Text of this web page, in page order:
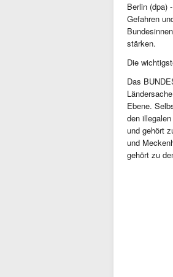
Berlin (dpa)
Gefahren
stärken.
Die
Das
Ebene.
den
und gehört
und
gehört zu